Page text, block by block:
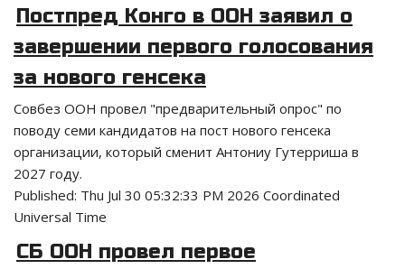
Постпред Конго в ООН заявил о
завершении первого голосования
за нового генсека
Совбез ООН провел "предварительный опрос" по
поводу семи кандидатов на пост нового генсека
организации, который сменит Антониу Гутерриша в
2027 году.
Published: Thu Jul 30 05:32:33 PM 2026 Coordinated
Universal Time
СБ ООН провел первое